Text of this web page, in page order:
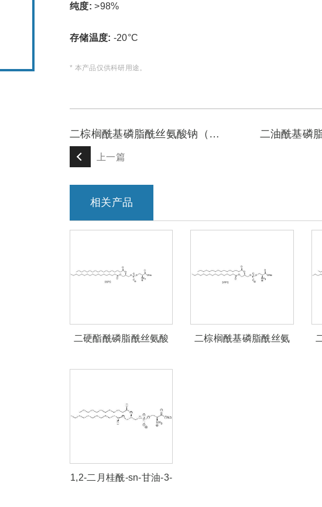
纯度: >98%
存储温度: -20°C
* 本产品仅供科研用途。
二棕榈酰基磷脂酰丝氨酸钠（DPPS）
上一篇
相关产品
二硬酯酰磷脂酰丝氨酸
二棕榈酰基磷脂酰丝氨
1,2-二月桂酰-sn-甘油-3-